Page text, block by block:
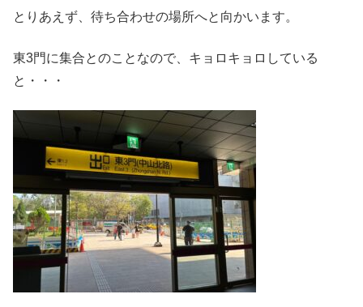
とりあえず、待ち合わせの場所へと向かいます。
東3門に集合とのことなので、キョロキョロしている
と・・・